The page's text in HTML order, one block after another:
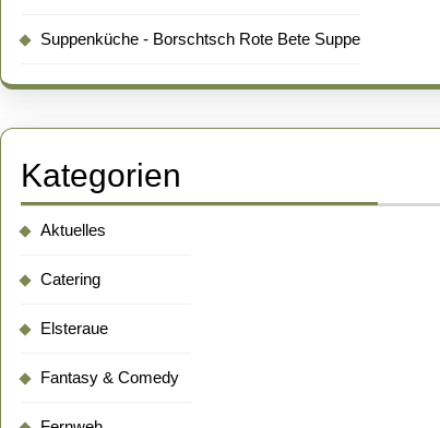
Suppenküche - Borschtsch Rote Bete Suppe
Kategorien
Aktuelles
Catering
Elsteraue
Fantasy & Comedy